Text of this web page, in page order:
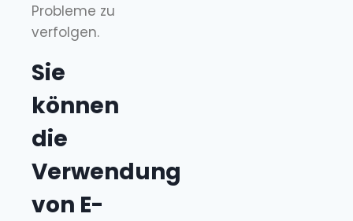
Probleme zu
verfolgen.
Sie
können
die
Verwendung
von E-